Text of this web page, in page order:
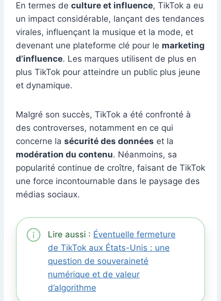
En termes de culture et influence, TikTok a eu
un impact considérable, lançant des tendances
virales, influençant la musique et la mode, et
devenant une plateforme clé pour le marketing
d’influence. Les marques utilisent de plus en
plus TikTok pour atteindre un public plus jeune
et dynamique.
Malgré son succès, TikTok a été confronté à
des controverses, notamment en ce qui
concerne la sécurité des données et la
modération du contenu. Néanmoins, sa
popularité continue de croître, faisant de TikTok
une force incontournable dans le paysage des
médias sociaux.
Lire aussi : Éventuelle fermeture
de TikTok aux États-Unis : une
question de souveraineté
numérique et de valeur
d’algorithme